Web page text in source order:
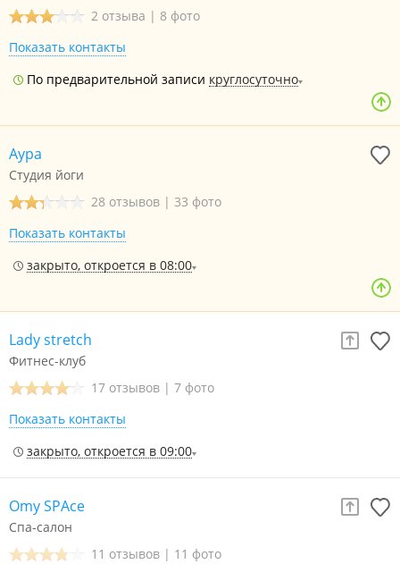
2 отзыва | 8 фото
Показать контакты
По предварительной записи круглосуточно
Аура
Студия йоги
28 отзывов | 33 фото
Показать контакты
закрыто, откроется в 08:00
Lady stretch
Фитнес-клуб
17 отзывов | 7 фото
Показать контакты
закрыто, откроется в 09:00
Omy SPAce
Спа-салон
11 отзывов | 11 фото